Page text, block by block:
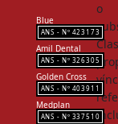
o
Blue
423173
Amil Dental
326305
Golden Cross
403911
Medplan
337510